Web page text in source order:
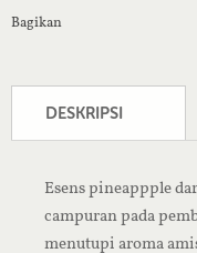
Bagikan
DESKRIPSI
Esens pineappple
campuran pada
menutupi aroma